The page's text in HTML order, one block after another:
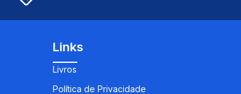
Links
Livros
Política de Privacidade